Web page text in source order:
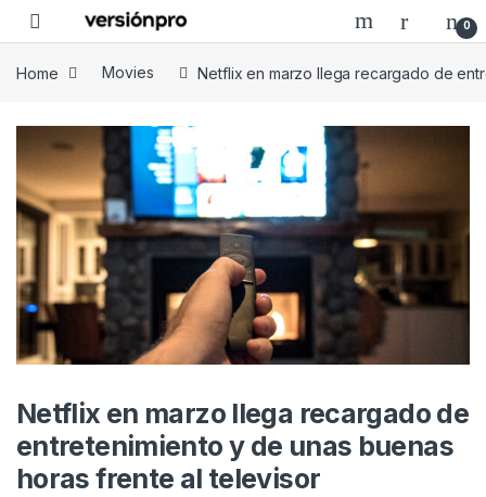
Skip to navigation
Skip to content
0
Home Movies Netflix en marzo llega recargado de
Netflix en marzo llega recargado de
entretenimiento y de unas buenas
horas frente al televisor